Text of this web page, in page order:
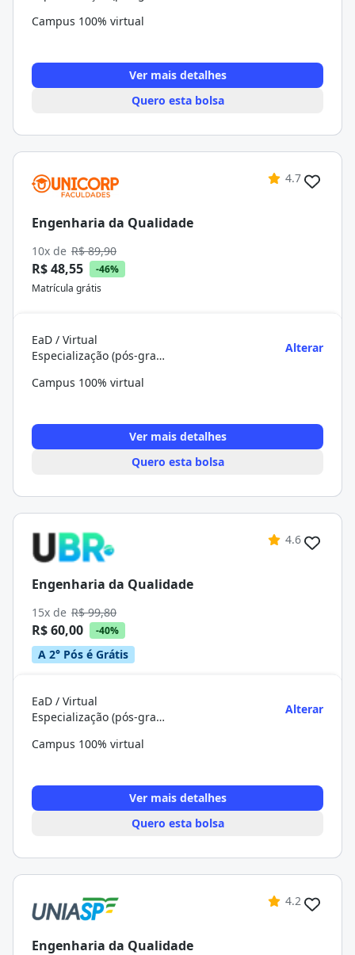
Campus 100% virtual
Ver mais detalhes
Quero esta bolsa
4.7
Engenharia da Qualidade
10x de R$ 89,90
R$ 48,55
-46%
Matrícula grátis
EaD / Virtual
Especialização (pós-graduação)
Alterar
Campus 100% virtual
Ver mais detalhes
Quero esta bolsa
4.6
Engenharia da Qualidade
15x de R$ 99,80
R$ 60,00 -40%
A 2° Pós é Grátis
EaD / Virtual
Especialização (pós-graduação)
Alterar
Campus 100% virtual
Ver mais detalhes
Quero esta bolsa
4.2
Engenharia da Qualidade